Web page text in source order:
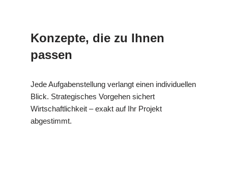
Konzepte, die zu Ihnen
passen
Jede Aufgabenstellung verlangt einen individuellen
Blick. Strategisches Vorgehen sichert
Wirtschaftlichkeit – exakt auf Ihr Projekt
abgestimmt.